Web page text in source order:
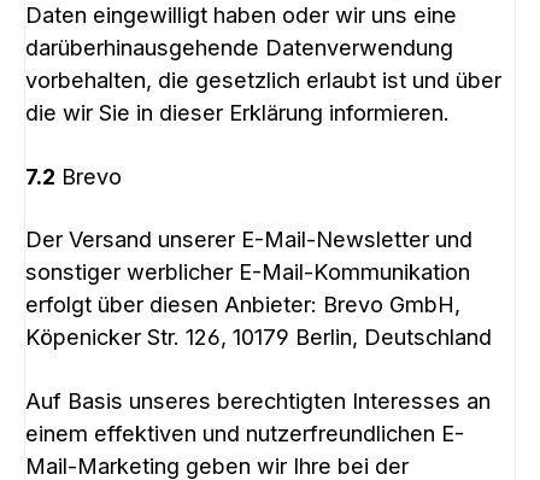
Daten eingewilligt haben oder wir uns eine
darüberhinausgehende Datenverwendung
vorbehalten, die gesetzlich erlaubt ist und über
die wir Sie in dieser Erklärung informieren.
7.2 Brevo
Der Versand unserer E-Mail-Newsletter und
sonstiger werblicher E-Mail-Kommunikation
erfolgt über diesen Anbieter: Brevo GmbH,
Köpenicker Str. 126, 10179 Berlin, Deutschland
Auf Basis unseres berechtigten Interesses an
einem effektiven und nutzerfreundlichen E-
Mail-Marketing geben wir Ihre bei der